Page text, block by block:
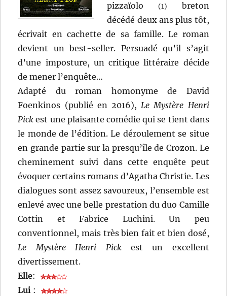
pizzaïolo
(1)
breton
décédé deux ans plus tôt,
écrivait en cachette de sa famille. Le roman
devient un best-seller. Persuadé qu’il s’agit
d’une imposture, un critique littéraire décide
de mener l’enquête…
Adapté du roman homonyme de David
Foenkinos (publié en 2016),Le Mystère Henri
Pick est une plaisante comédie qui se tient dans
le monde de l’édition. Le déroulement se situe
en grande partie sur la presqu’île de Crozon. Le
cheminement suivi dans cette enquête peut
évoquer certains romans d’Agatha Christie. Les
dialogues sont assez savoureux, l’ensemble est
enlevé avec une belle prestation du duo Camille
Cottin et Fabrice Luchini. Un peu
conventionnel, mais très bien fait et bien dosé,
Le Mystère Henri Pickest un excellent
divertissement.
Elle:
Lui :